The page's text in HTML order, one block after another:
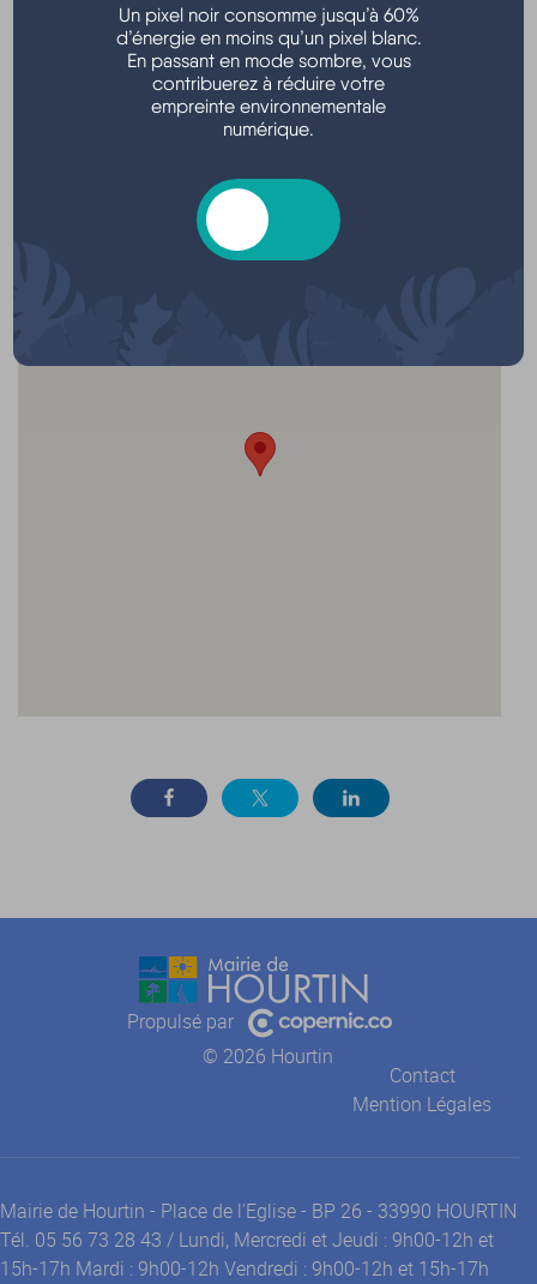
Esplanade Christian Renard - Hourtin port
Localisation
1200 Rés Bâbord, 33990 Hourtin, France
Propulsé par
© 2026 Hourtin
Contact
Mention Légales
Mairie de Hourtin - Place de l'Eglise - BP 26 - 33990 HOURTIN
Tél. 05 56 73 28 43 / Lundi, Mercredi et Jeudi : 9h00-12h et
15h-17h Mardi : 9h00-12h Vendredi : 9h00-12h et 15h-17h
Un pixel noir consomme jusqu’à 60%
d’énergie en moins qu’un pixel blanc.
En passant en mode sombre, vous
contribuerez à réduire votre
empreinte environnementale
numérique.